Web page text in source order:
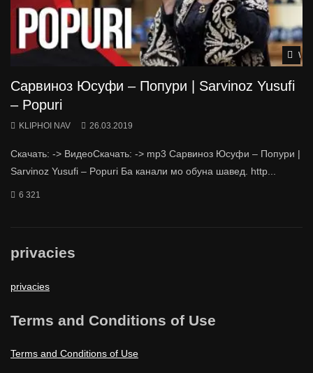
Сарвиноз Юсуфи – Попури | Sarvinoz Yusufi
– Popuri
KLIPHOI NAV 26.03.2019
Скачать: -> ВидеоСкачать: -> mp3 Сарвиноз Юсуфи – Попури |
Sarvinoz Yusufi – Popuri Ба канали мо обуна шавед. http...
6 321
privacies
privacies
Terms and Conditions of Use
Terms and Conditions of Use